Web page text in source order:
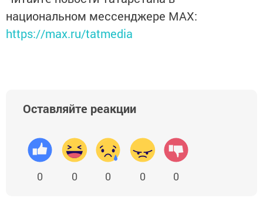
национальном мессенджере MАХ:
https://max.ru/tatmedia
Оставляйте реакции
0 0 0 0 0